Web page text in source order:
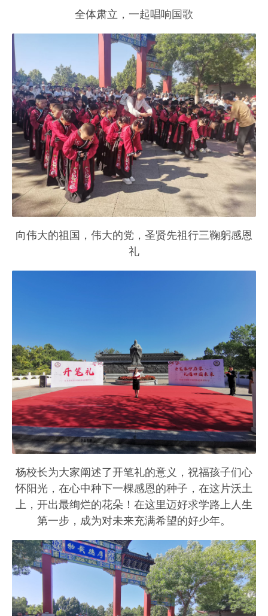
全体肃立，一起唱响国歌
向伟大的祖国，伟大的党，圣贤先祖行三鞠躬感恩
礼
杨校长为大家阐述了开笔礼的意义，祝福孩子们心
怀阳光，在心中种下一棵感恩的种子，在这片沃土
上，开出最绚烂的花朵！在这里迈好求学路上人生
第一步，成为对未来充满希望的好少年。